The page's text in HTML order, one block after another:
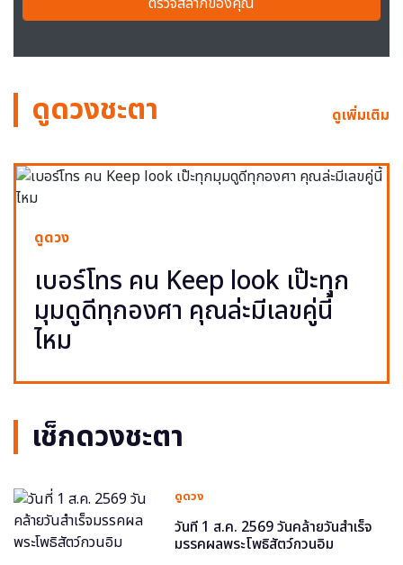
ดูดวงชะตา ดูเพิ่มเติม
ดูดวง
เบอร์โทร คน Keep look เป๊ะทุก
มุมดูดีทุกองศา คุณล่ะมีเลขคู่นี้
ไหม
เช็กดวงชะตา
ดูดวง
วันที่ 1 ส.ค. 2569 วันคล้ายวันสำเร็จ
มรรคผลพระโพธิสัตว์กวนอิม